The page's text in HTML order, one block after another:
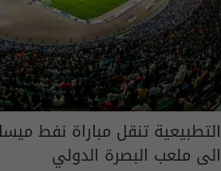
التطبيعية تنقل مباراة نفط
الى ملعب البصرة الدولي